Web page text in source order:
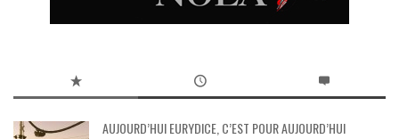
AUJOURD’HUI EURYDICE, C’EST POUR AUJOURD’HUI